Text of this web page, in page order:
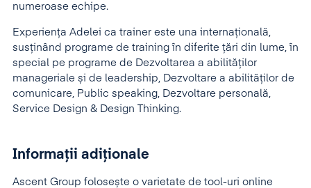
numeroase echipe.
Experiența Adelei ca trainer este una internațională,
susținând programe de training în diferite țări din lume, în
special pe programe de Dezvoltarea a abilităților
manageriale și de leadership, Dezvoltare a abilităților de
comunicare, Public speaking, Dezvoltare personală,
Service Design & Design Thinking.
Informații adiționale
Ascent Group folosește o varietate de tool-uri online